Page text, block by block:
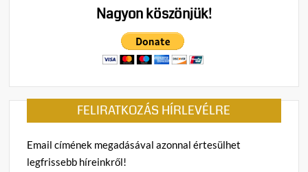
Nagyon köszönjük!
FELIRATKOZÁS HÍRLEVÉLRE
Email címének megadásával azonnal értesülhet
legfrissebb híreinkről!